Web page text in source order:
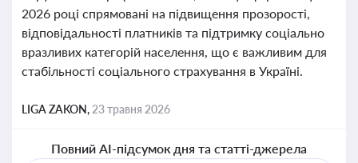
2026 році спрямовані на підвищення прозорості,
відповідальності платників та підтримку соціально
вразливих категорій населення, що є важливим для
стабільності соціального страхування в Україні.
LIGA ZAKON, 23 травня 2026
Повний AI-підсумок дня та статті-джерела